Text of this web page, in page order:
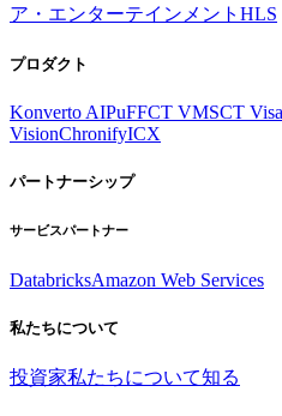
ア・エンターテインメント HLS
プロダクト
Konverto AIPuFFCT VMSCT Visa
VisionChronifyICX
パートナーシップ
サービスパートナー
DatabricksAmazon Web Services
私たちについて
投資家私たちについて知る